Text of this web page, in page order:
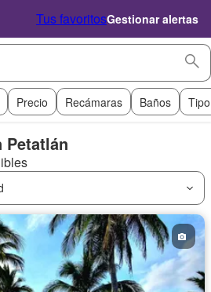
Tus favoritosGestionar alertas
Precio Recámaras Baños
Petatlán